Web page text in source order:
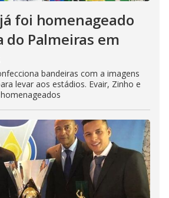
foi homenageado
do Palmeiras em
bandeiras com a imagens
levar aos estádios. Evair, Zinho e